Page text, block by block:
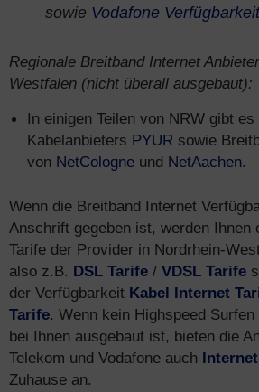
sowie Vodafone Verfügbarkeit
Regionale Breitband Internet
Westfalen (nicht überall ausgebaut):
In einigen Teilen von NRW gibt
Kabelanbieters PYUR sowie
von NetCologne und NetAachen.
Wenn die Breitband Internet
Anschrift gegeben ist, werden Ihnen
Tarife der Provider in Nordrhein-
also z.B. DSL Tarife / VDSL Tarife
der Verfügbarkeit Kabel Internet
Tarife. Wenn kein Highspeed
bei Ihnen ausgebaut ist, bieten die
Telekom und Vodafone auch
Zuhause an.